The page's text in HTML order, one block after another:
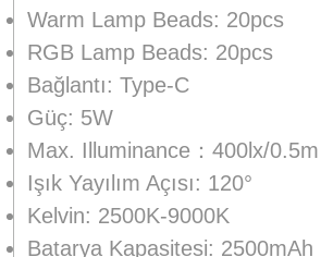
Warm Lamp Beads: 20pcs
RGB Lamp Beads: 20pcs
Bağlantı: Type-C
Güç: 5W
Max. Illuminance：400lx/0.5m
Işık Yayılım Açısı: 120°
Kelvin: 2500K-9000K
Batarya Kapasitesi: 2500mAh